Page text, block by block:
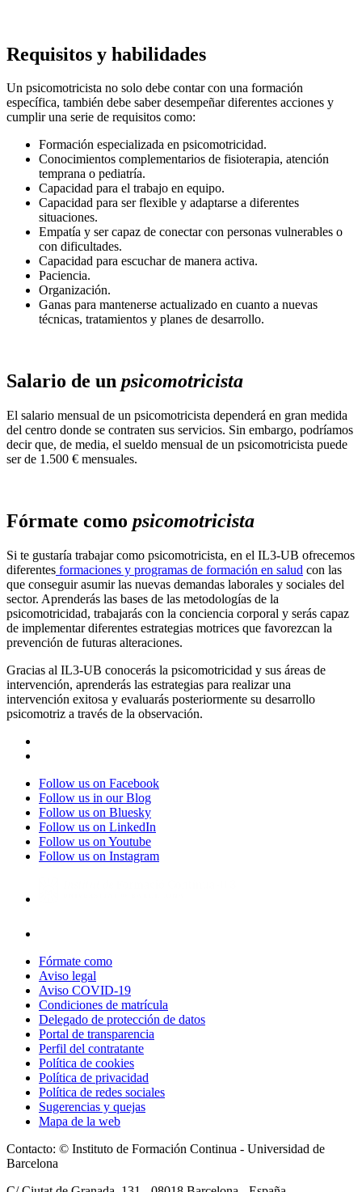
Requisitos y habilidades
Un psicomotricista no solo debe contar con una formación
específica, también debe saber desempeñar diferentes acciones y
cumplir una serie de requisitos como:
Formación especializada en psicomotricidad.
Conocimientos complementarios de fisioterapia, atención
temprana o pediatría.
Capacidad para el trabajo en equipo.
Capacidad para ser flexible y adaptarse a diferentes
situaciones.
Empatía y ser capaz de conectar con personas vulnerables o
con dificultades.
Capacidad para escuchar de manera activa.
Paciencia.
Organización.
Ganas para mantenerse actualizado en cuanto a nuevas
técnicas, tratamientos y planes de desarrollo.
Salario de un psicomotricista
El salario mensual de un psicomotricista dependerá en gran medida
del centro donde se contraten sus servicios. Sin embargo, podríamos
decir que, de media, el sueldo mensual de un psicomotricista puede
ser de 1.500 € mensuales.
Fórmate como psicomotricista
Si te gustaría trabajar como psicomotricista, en el IL3-UB ofrecemos
diferentes formaciones y programas de formación en salud con las
que conseguir asumir las nuevas demandas laborales y sociales del
sector. Aprenderás las bases de las metodologías de la
psicomotricidad, trabajarás con la conciencia corporal y serás capaz
de implementar diferentes estrategias motrices que favorezcan la
prevención de futuras alteraciones.
Gracias al IL3-UB conocerás la psicomotricidad y sus áreas de
intervención, aprenderás las estrategias para realizar una
intervención exitosa y evaluarás posteriormente su desarrollo
psicomotriz a través de la observación.
Follow us on Facebook
Follow us in our Blog
Follow us on Bluesky
Follow us on LinkedIn
Follow us on Youtube
Follow us on Instagram
Fórmate como
Aviso legal
Aviso COVID-19
Condiciones de matrícula
Delegado de protección de datos
Portal de transparencia
Perfil del contratante
Política de cookies
Política de privacidad
Política de redes sociales
Sugerencias y quejas
Mapa de la web
Contacto: © Instituto de Formación Continua - Universidad de
Barcelona